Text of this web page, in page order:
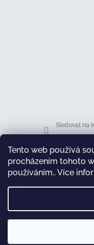
Tento web používá
procházením tohoto
používáním.. Více
Sledovat na
Facebook